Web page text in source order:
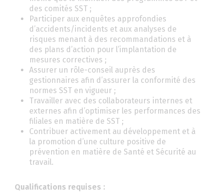
des comités SST ;
Participer aux enquêtes approfondies
d’accidents/incidents et aux analyses de
risques menant à des recommandations et à
des plans d’action pour l’implantation de
mesures correctives ;
Assurer un rôle-conseil auprès des
gestionnaires afin d’assurer la conformité des
normes SST en vigueur ;
Travailler avec des collaborateurs internes et
externes afin d’optimiser les performances des
filiales en matière de SST ;
Contribuer activement au développement et à
la promotion d’une culture positive de
prévention en matière de Santé et Sécurité au
travail.
Qualifications requises :